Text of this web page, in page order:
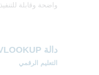
واضحة وقابلة
دالة VLOOKUP في MS Exce
التعليم الرقمي